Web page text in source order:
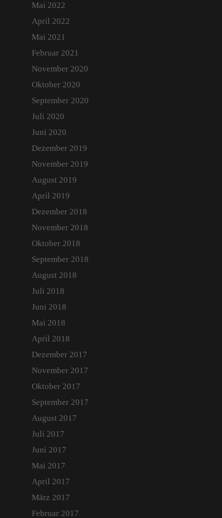
Mai 2022
April 2022
Mai 2021
Februar 2021
November 2020
Oktober 2020
September 2020
Juli 2020
Juni 2020
Dezember 2019
November 2019
August 2019
April 2019
Dezember 2018
November 2018
Oktober 2018
September 2018
August 2018
Juli 2018
Juni 2018
Mai 2018
April 2018
Dezember 2017
November 2017
Oktober 2017
September 2017
August 2017
Juli 2017
Juni 2017
Mai 2017
April 2017
März 2017
Februar 2017